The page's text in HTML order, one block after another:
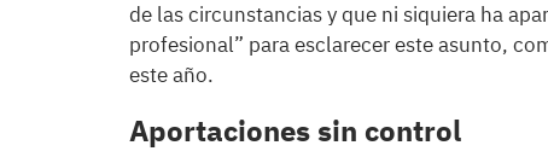
de las circunstancias y que ni siquiera ha
profesional” para esclarecer este asunto,
este año.
Aportaciones sin control